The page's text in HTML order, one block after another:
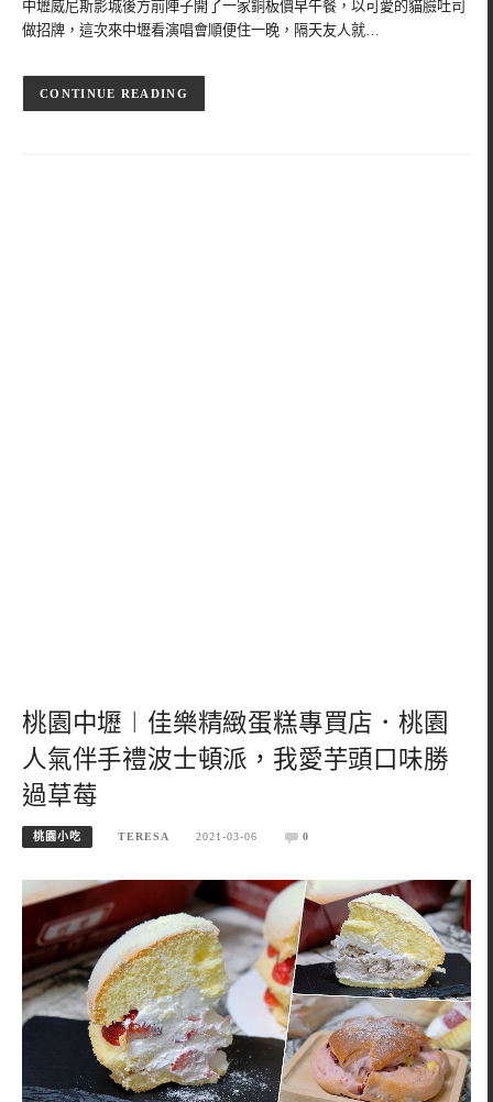
中壢威尼斯影城後方前陣子開了一家銅板價早午餐，以可愛的貓臉吐司
做招牌，這次來中壢看演唱會順便住一晚，隔天友人就…
CONTINUE READING
桃園中壢︱佳樂精緻蛋糕專買店．桃園
人氣伴手禮波士頓派，我愛芋頭口味勝
過草莓
桃園小吃 TERESA 2021-03-06 0